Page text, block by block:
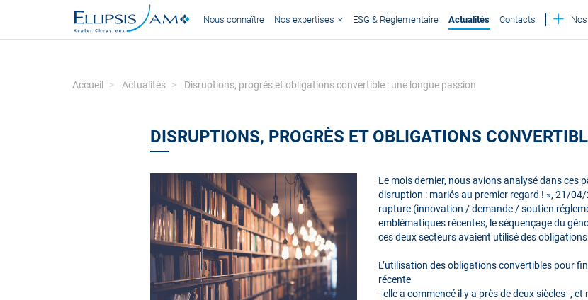
Nous connaître Nos expertises ESG & Règlementaire Actualités Contacts
Accueil Actualités Disruptions, progrès et obligations convertible : une longue passion
DISRUPTIONS, PROGRÈS ET OBLIGATIONS
Le mois dernier, nous avions analysé dans ces
disruption : mariés au premier regard ! », 21/
rupture (innovation / demande / soutien
emblématiques récentes, le séquençage du
ces deux secteurs avaient utilisé des
L’utilisation des obligations convertibles pour
récente
- elle a commencé il y a près de deux siècles -,